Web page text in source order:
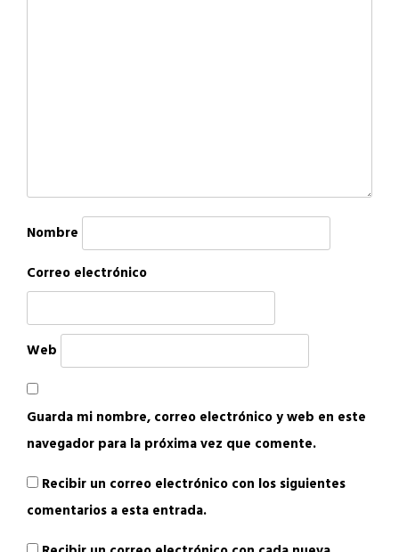
Nombre
Correo electrónico
Web
Guarda mi nombre, correo electrónico y web en este
navegador para la próxima vez que comente.
Recibir un correo electrónico con los siguientes
comentarios a esta entrada.